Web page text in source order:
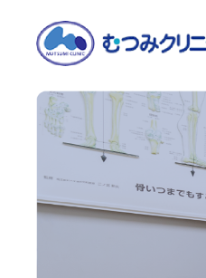
阪
市
江
区・
北